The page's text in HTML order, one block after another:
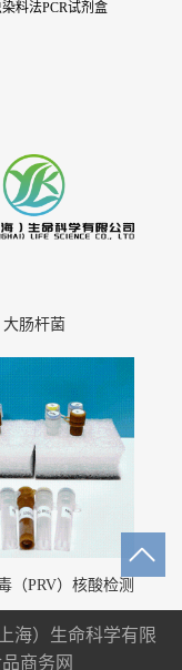
染料法PCR试剂盒
大肠杆菌
（PRV）核酸检测
荧光 PCR 法）
海）生命科学有限
商务网